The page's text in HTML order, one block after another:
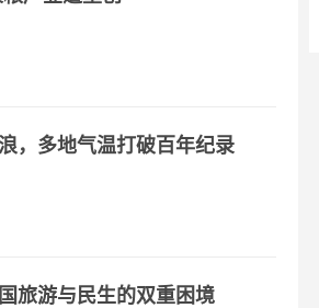
，多地气温打破百年纪录
旅游与民生的双重困境